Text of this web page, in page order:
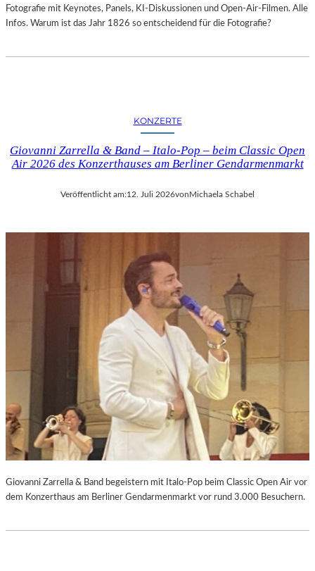
Fotografie mit Keynotes, Panels, KI-Diskussionen und Open-Air-Filmen. Alle
Infos. Warum ist das Jahr 1826 so entscheidend für die Fotografie?
KONZERTE
Giovanni Zarrella & Band – Italo-Pop – beim Classic Open
Air 2026 des Konzerthauses am Berliner Gendarmenmarkt
Veröffentlicht am:12. Juli 2026von Michaela Schabel
Giovanni Zarrella & Band begeistern mit Italo-Pop beim Classic Open Air vor
dem Konzerthaus am Berliner Gendarmenmarkt vor rund 3.000 Besuchern.